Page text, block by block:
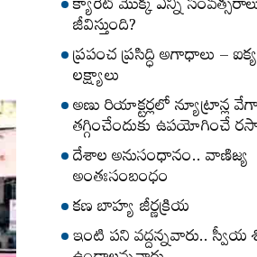
క్యారెట్‌ మొక్క ఎన్ని
జీవిస్తుంది?
ప్రపంచ ప్రసిద్ధి అగాధాలు –
లక్ష్యాలు
అణు రియాక్టర్లలో న్యూట్రాన్ల
తగ్గించేందుకు ఉపయోగించే
దేశాల అనుసంధానం.. వాణిజ్య
అంతఃసంబంధం
కణ బాహ్య జీర్ణక్రియ
ఇంటి పని వద్దన్నవారు.. స్వీయ